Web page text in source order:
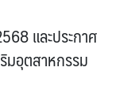
และประกาศ
มอุตสาหกรรม